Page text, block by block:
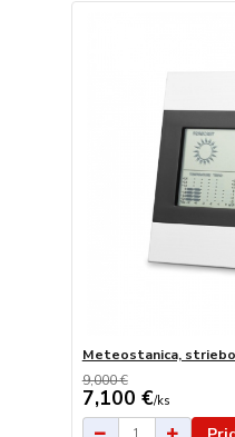
Meteostanica,
9,000 €
7,100 €/ks